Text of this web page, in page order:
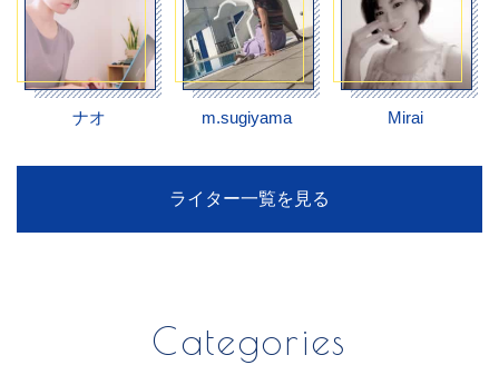
ナオ m.sugiyama Mirai
ライター一覧を見る
Categories